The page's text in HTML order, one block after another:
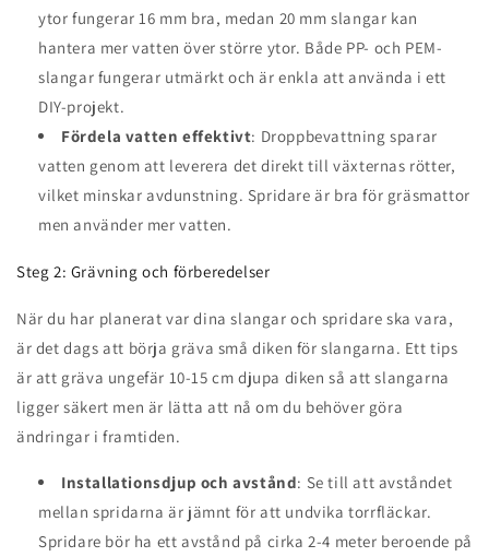
ytor fungerar 16 mm bra, medan 20 mm slangar kan
hantera mer vatten över större ytor. Både PP- och PEM-
slangar fungerar utmärkt och är enkla att använda i ett
DIY-projekt.
Fördela vatten effektivt: Droppbevattning sparar
vatten genom att leverera det direkt till växternas rötter,
vilket minskar avdunstning. Spridare är bra för gräsmattor
men använder mer vatten.
Steg 2: Grävning och förberedelser
När du har planerat var dina slangar och spridare ska vara,
är det dags att börja gräva små diken för slangarna. Ett tips
är att gräva ungefär 10-15 cm djupa diken så att slangarna
ligger säkert men är lätta att nå om du behöver göra
ändringar i framtiden.
Installationsdjup och avstånd: Se till att avståndet
mellan spridarna är jämnt för att undvika torrfläckar.
Spridare bör ha ett avstånd på cirka 2-4 meter beroende på